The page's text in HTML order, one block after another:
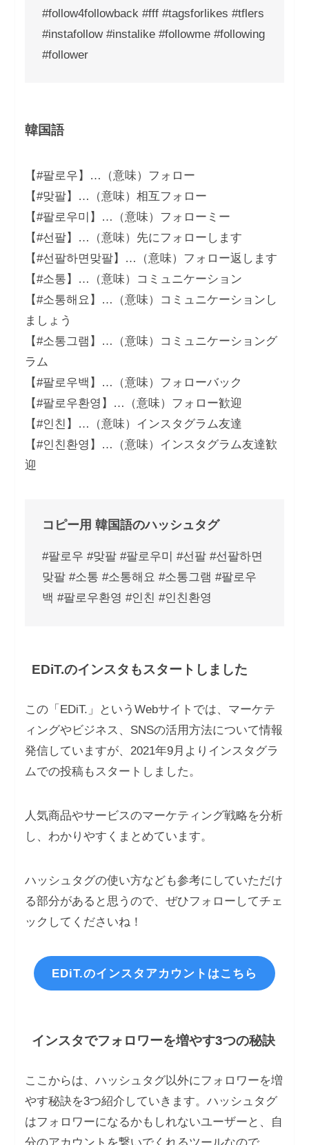
#follow4followback #fff #tagsforlikes #tflers
#instafollow #instalike #followme #following
#follower
韓国語
【#팔로우】…（意味）フォロー
【#맞팔】…（意味）相互フォロー
【#팔로우미】…（意味）フォローミー
【#선팔】…（意味）先にフォローします
【#선팔하면맞팔】…（意味）フォロー返します
【#소통】…（意味）コミュニケーション
【#소통해요】…（意味）コミュニケーションし
ましょう
【#소통그램】…（意味）コミュニケーショング
ラム
【#팔로우백】…（意味）フォローバック
【#팔로우환영】…（意味）フォロー歓迎
【#인친】…（意味）インスタグラム友達
【#인친환영】…（意味）インスタグラム友達歓
迎
コピー用 韓国語のハッシュタグ
#팔로우 #맞팔 #팔로우미 #선팔 #선팔하면
맞팔 #소통 #소통해요 #소통그램 #팔로우
백 #팔로우환영 #인친 #인친환영
EDiT.のインスタもスタートしました
この「EDiT.」というWebサイトでは、マーケテ
ィングやビジネス、SNSの活用方法について情報
発信していますが、2021年9月よりインスタグラ
ムでの投稿もスタートしました。
人気商品やサービスのマーケティング戦略を分析
し、わかりやすくまとめています。
ハッシュタグの使い方なども参考にしていただけ
る部分があると思うので、ぜひフォローしてチェ
ックしてくださいね！
EDiT.のインスタアカウントはこちら
インスタでフォロワーを増やす3つの秘訣
ここからは、ハッシュタグ以外にフォロワーを増
やす秘訣を3つ紹介していきます。ハッシュタグ
はフォロワーになるかもしれないユーザーと、自